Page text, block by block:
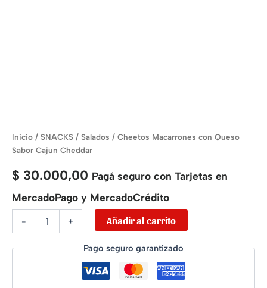
Inicio / SNACKS / Salados / Cheetos Macarrones con Queso
Sabor Cajun Cheddar
$ 30.000,00 Pagá seguro con Tarjetas en
MercadoPago y MercadoCrédito
- + Añadir al carrito
Pago seguro garantizado